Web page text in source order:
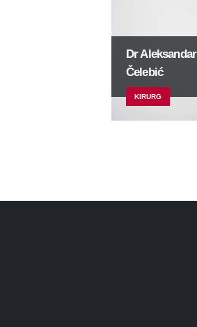
Dr Aleksandar
Čelebić
KIRURG